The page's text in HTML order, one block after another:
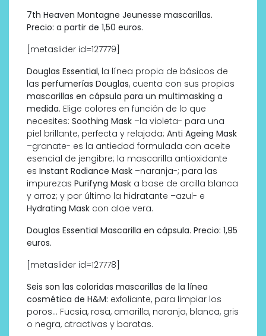
7th Heaven Montagne Jeunesse mascarillas.
Precio: a partir de 1,50 euros.
[metaslider id=127779]
Douglas Essential, la línea propia de básicos de
las perfumerías Douglas, cuenta con sus propias
mascarillas en cápsula para un multimasking a
medida. Elige colores en función de lo que
necesites: Soothing Mask –la violeta- para una
piel brillante, perfecta y relajada; Anti Ageing Mask
–granate- es la antiedad formulada con aceite
esencial de jengibre; la mascarilla antioxidante
es Instant Radiance Mask –naranja-; para las
impurezas Purifyng Mask a base de arcilla blanca
y arroz; y por último la hidratante –azul- e
Hydrating Mask con aloe vera.
Douglas Essential Mascarilla en cápsula. Precio: 1,95
euros.
[metaslider id=127778]
Seis son las coloridas mascarillas de la línea
cosmética de H&M: exfoliante, para limpiar los
poros… Fucsia, rosa, amarilla, naranja, blanca, gris
o negra, atractivas y baratas.